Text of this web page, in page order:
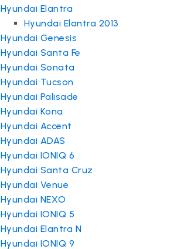
Hyundai Elantra
Hyundai Elantra 2013
Hyundai Genesis
Hyundai Santa Fe
Hyundai Sonata
Hyundai Tucson
Hyundai Palisade
Hyundai Kona
Hyundai Accent
Hyundai ADAS
Hyundai IONIQ 6
Hyundai Santa Cruz
Hyundai Venue
Hyundai NEXO
Hyundai IONIQ 5
Hyundai Elantra N
Hyundai IONIQ 9